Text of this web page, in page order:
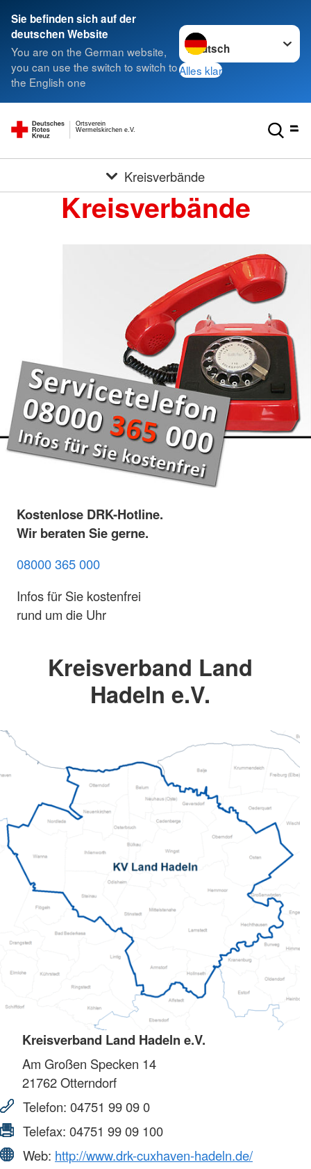
Sie befinden sich auf der
deutschen Website
You are on the German website,
you can use the switch to switch to
the English one
Sprache wechseln zu
Alles klar
Wermelskirchen e.V.
Ortsverein
Kreisverbände
Kreisverbände
Kostenlose DRK-Hotline.
Wir beraten Sie gerne.
08000 365 000
Infos für Sie kostenfrei
rund um die Uhr
Kreisverband Land
Hadeln e.V.
Kreisverband Land Hadeln e.V.
Am Großen Specken 14
21762Otterndorf
Telefon: 04751 99 09 0
Telefax: 04751 99 09 100
Web: http://www.drk-cuxhaven-hadeln.de/